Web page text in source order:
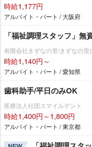
時給1,177円
アルバイト・パート / 大阪府
「福祉調理スタッフ」
有限会社きずなの里/きずなの里
時給1,140円～
アルバイト・パート / 愛知県
歯科助手/平日のみOK
医療法人社団スマイルデント
時給1,400円～1,800円
アルバイト・パート / 東京都